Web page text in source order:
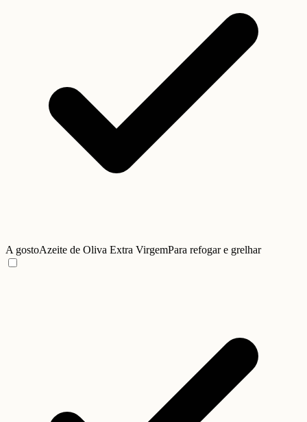
A gostoAzeite de Oliva Extra VirgemPara refogar e grelhar